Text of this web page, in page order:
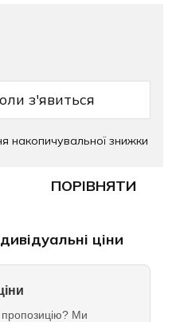
з'явиться
накопичувальної знижки
ПОРІВНЯТИ
ціни
Ми